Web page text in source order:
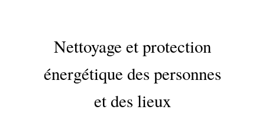
Nettoyage et protection
énergétique des personnes
et des lieux